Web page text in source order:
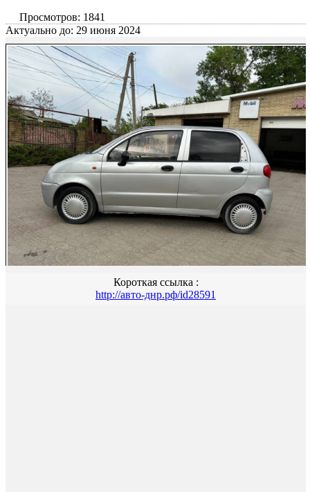
Просмотров: 1841
Актуально до: 29 июня 2024
Короткая ссылка :
http://авто-днр.рф/id28591